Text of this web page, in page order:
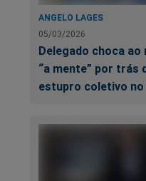
ANGELO LAGES
05/03/2026
Delegado choca ao
“a mente” por trás
estupro coletivo no